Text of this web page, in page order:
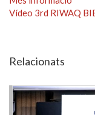
Vídeo 3rd RIWAQ
Relacionats